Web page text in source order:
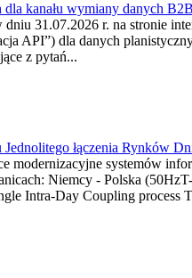
kanału wymiany danych B2B
31.07.2026 r. na stronie
API”) dla danych
z pytań...
łączenia Rynków
modernizacyjne systemów
Niemcy - Polska
Intra-Day Coupling process